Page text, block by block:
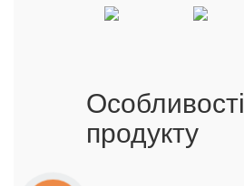
Особливості
продукту